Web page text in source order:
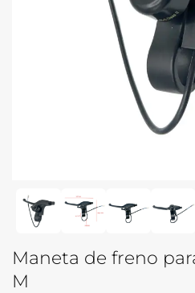
Maneta de freno
M